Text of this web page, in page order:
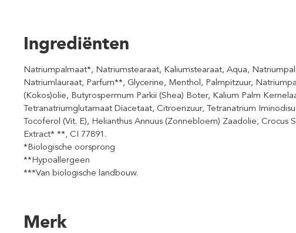
Ingrediënten
Natriumpalmaat*, Natriumstearaat, Kaliumstearaat, Aqua,
Natriumlauraat, Parfum**, Glycerine, Menthol, Palmpitzuur,
(Kokos)olie, Butyrospermum Parkii (Shea) Boter, Kalium Palm
Tetranatriumglutamaat Diacetaat, Citroenzuur, Tetranatrium
Tocoferol (Vit. E), Helianthus Annuus (Zonnebloem) Zaadolie, Crocus
Extract* **, CI 77891.
*Biologische oorsprong
**Hypoallergeen
***Van biologische landbouw.
Merk